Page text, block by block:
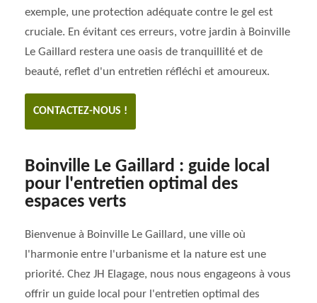
exemple, une protection adéquate contre le gel est
cruciale. En évitant ces erreurs, votre jardin à Boinville
Le Gaillard restera une oasis de tranquillité et de
beauté, reflet d'un entretien réfléchi et amoureux.
CONTACTEZ-NOUS !
Boinville Le Gaillard : guide local
pour l'entretien optimal des
espaces verts
Bienvenue à Boinville Le Gaillard, une ville où
l'harmonie entre l'urbanisme et la nature est une
priorité. Chez JH Elagage, nous nous engageons à vous
offrir un guide local pour l'entretien optimal des